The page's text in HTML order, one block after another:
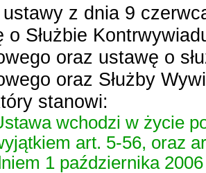
z dnia 9
o Służbie
oraz ustawę o
oraz Służby
stanowi:
wchodzi w życie
art. 5-56, oraz
1 października